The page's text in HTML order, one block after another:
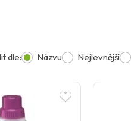
dle: Názvu Nejlevnější